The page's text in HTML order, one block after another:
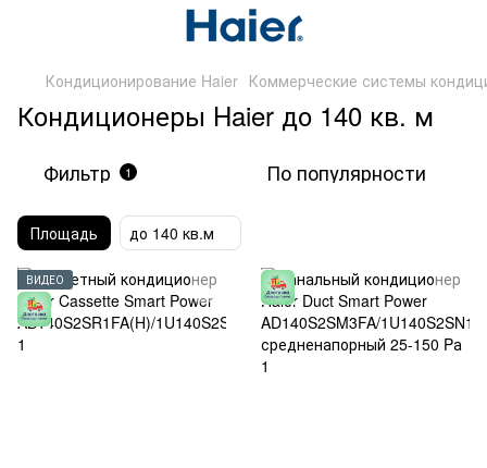
Кондиционирование Haier Коммерческие системы
Кондиционеры Haier до 140 кв. м
Фильтр 1 По популярности
Площадь до 140 кв.м
ВИДЕО